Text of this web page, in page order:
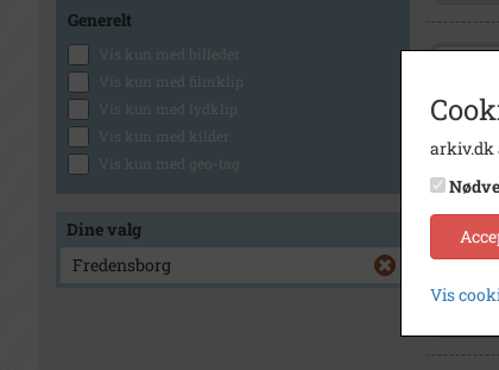
Generelt
Vis kun med billeder
Vis kun med filmklip
Vis kun med lydklip
Vis kun med kilder
Vis kun med geo-tag
Dine valg
Fredensborg
arkiv.dk
Vis